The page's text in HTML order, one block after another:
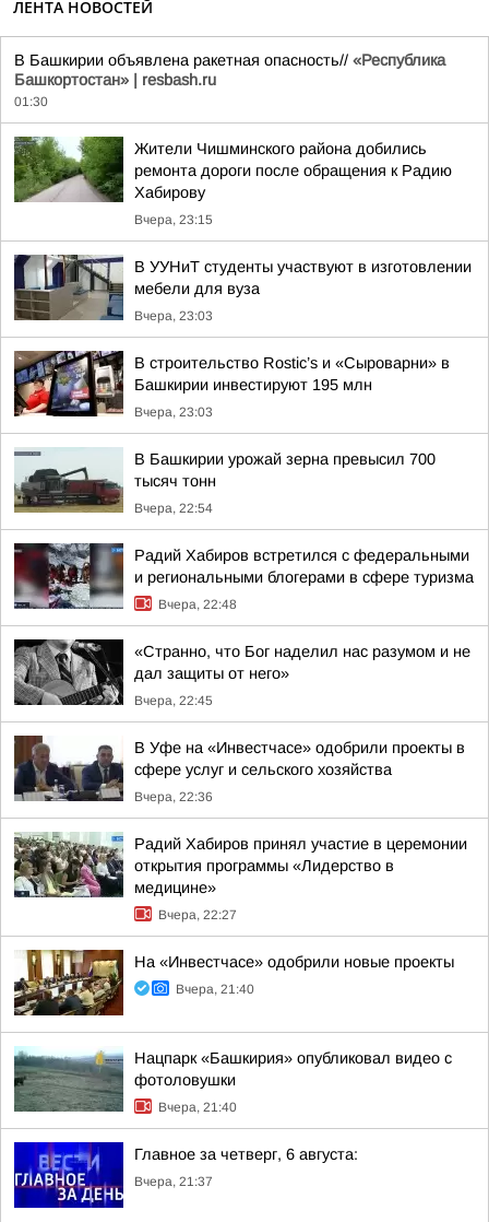
ЛЕНТА НОВОСТЕЙ
В Башкирии объявлена ракетная опасность// «Республика
Башкортостан» | resbash.ru
01:30
Жители Чишминского района добились
ремонта дороги после обращения к Радию
Хабирову
Вчера, 23:15
В УУНиТ студенты участвуют в изготовлении
мебели для вуза
Вчера, 23:03
В строительство Rostic’s и «Сыроварни» в
Башкирии инвестируют 195 млн
Вчера, 23:03
В Башкирии урожай зерна превысил 700
тысяч тонн
Вчера, 22:54
Радий Хабиров встретился с федеральными
и региональными блогерами в сфере туризма
Вчера, 22:48
«Странно, что Бог наделил нас разумом и не
дал защиты от него»
Вчера, 22:45
В Уфе на «Инвестчасе» одобрили проекты в
сфере услуг и сельского хозяйства
Вчера, 22:36
Радий Хабиров принял участие в церемонии
открытия программы «Лидерство в
медицине»
Вчера, 22:27
На «Инвестчасе» одобрили новые проекты
Вчера, 21:40
Нацпарк «Башкирия» опубликовал видео с
фотоловушки
Вчера, 21:40
Главное за четверг, 6 августа:
Вчера, 21:37